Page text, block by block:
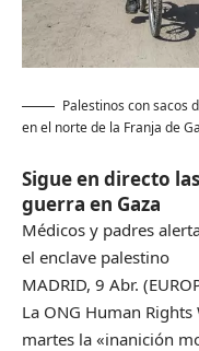
Palestinos con sacos
en el norte de la Franja de
Sigue en directo
guerra en Gaza
Médicos y padres
el enclave palestino
MADRID, 9 Abr.
La ONG Human
martes la «inanición